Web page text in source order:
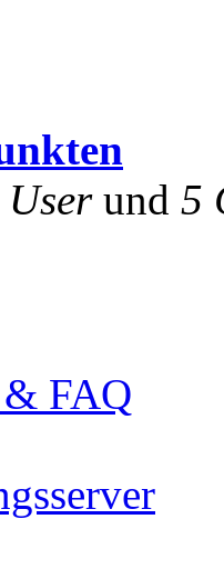
Userund 5
FAQ